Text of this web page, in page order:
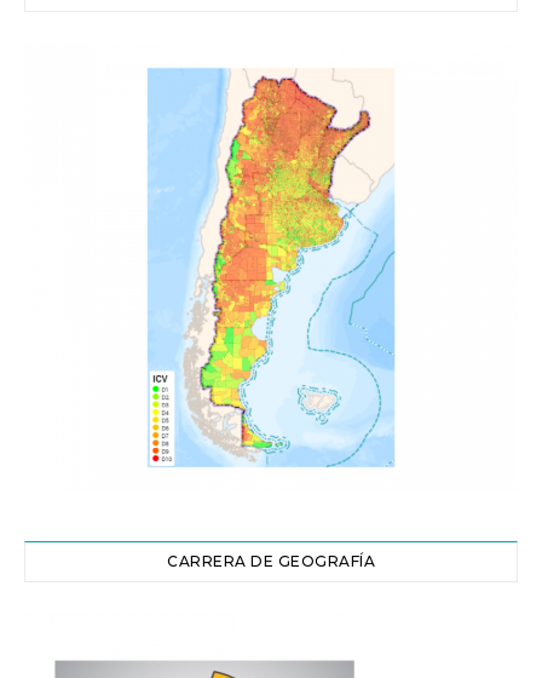
CARRERA DE GEOGRAFÍA